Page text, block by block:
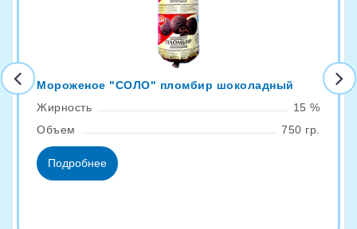
Мороженое "СОЛО" пломбир шоколадный
Жирность
15 %
Объем
750 гр.
Подробнее